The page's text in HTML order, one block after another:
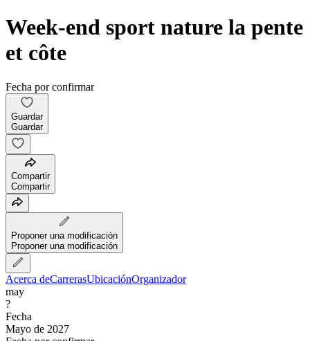
Week-end sport nature la pente
et côte
Fecha por confirmar
Guardar
Guardar
Compartir
Compartir
Proponer una modificación
Proponer una modificación
Acerca deCarrerasUbicaciónOrganizador
may
?
Fecha
Mayo de 2027